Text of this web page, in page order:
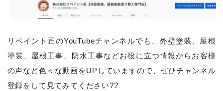
リペイント匠のYouTubeチャンネルでも、 外壁塗装、屋根
塗装、屋根工事、防水工事などお役に立つ情報からお客様
の声など色々な動画をUPしていますので、ぜひチャンネル
登録をして見てみてください??